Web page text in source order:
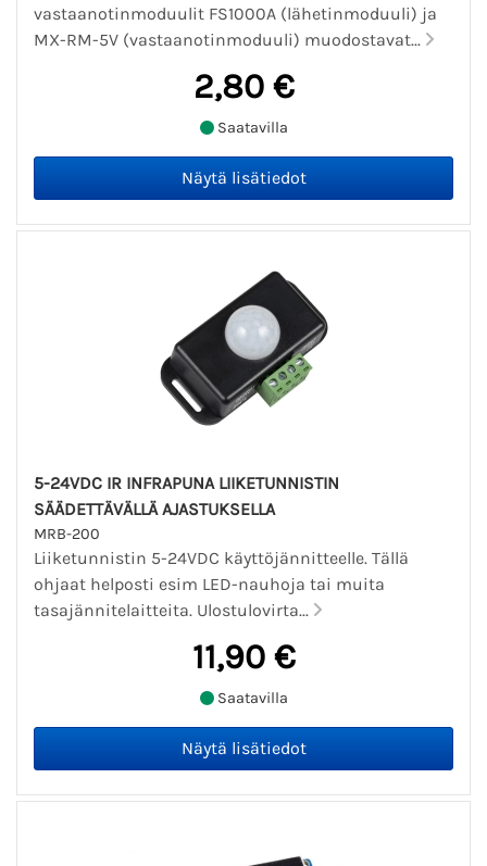
vastaanotinmoduulit FS1000A (lähetinmoduuli) ja
MX-RM-5V (vastaanotinmoduuli) muodostavat...
2,80 €
Saatavilla
5-24VDC IR INFRAPUNA LIIKETUNNISTIN
SÄÄDETTÄVÄLLÄ AJASTUKSELLA
MRB-200
Liiketunnistin 5-24VDC käyttöjännitteelle. Tällä
ohjaat helposti esim LED-nauhoja tai muita
tasajännitelaitteita. Ulostulovirta...
11,90 €
Saatavilla